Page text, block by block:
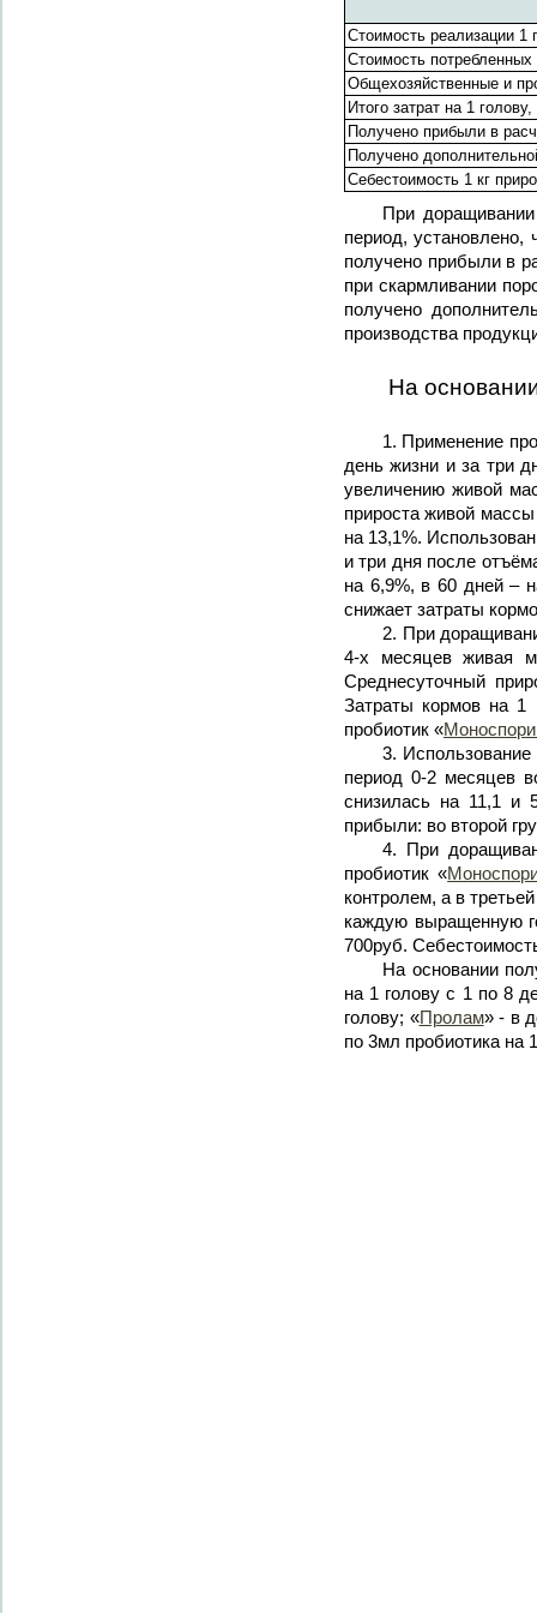
Стоимость реализации 1
Стоимость
Общехозяйственные и
Итого затрат на 1
Получено прибыли в
Получено
Себестоимость 1 кг
При
период, установлено,
получено прибыли в
при скармливании
получено
производства
На
1. Применение
день жизни и за три
увеличению живой
прироста живой
на 13,1%.
и три дня после
на 6,9%, в 60 дней –
снижает затраты
2. При
4-х месяцев живая
Среднесуточный
Затраты кормов на 1
пробиотик «
3.
период 0-2 месяцев
снизилась на 11,1 и
прибыли: во второй
4. При
пробиотик «
контролем, а в
каждую выращенную
700руб.
На основании
на 1 голову с 1 по 8
голову; «Пролам» - в
по 3мл пробиотика на